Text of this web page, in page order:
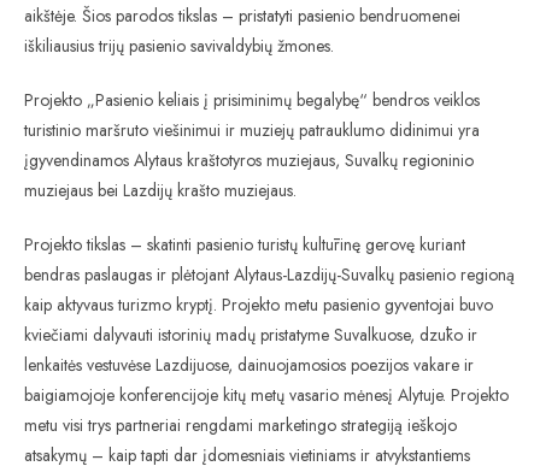
aikštėje. Šios parodos tikslas – pristatyti pasienio bendruomenei
iškiliausius trijų pasienio savivaldybių žmones.
Projekto „Pasienio keliais į prisiminimų begalybę“ bendros veiklos
turistinio maršruto viešinimui ir muziejų patrauklumo didinimui yra
įgyvendinamos Alytaus kraštotyros muziejaus, Suvalkų regioninio
muziejaus bei Lazdijų krašto muziejaus.
Projekto tikslas – skatinti pasienio turistų kultūrinę gerovę kuriant
bendras paslaugas ir plėtojant Alytaus-Lazdijų-Suvalkų pasienio regioną
kaip aktyvaus turizmo kryptį. Projekto metu pasienio gyventojai buvo
kviečiami dalyvauti istorinių madų pristatyme Suvalkuose, dzūko ir
lenkaitės vestuvėse Lazdijuose, dainuojamosios poezijos vakare ir
baigiamojoje konferencijoje kitų metų vasario mėnesį Alytuje. Projekto
metu visi trys partneriai rengdami marketingo strategiją ieškojo
atsakymų – kaip tapti dar įdomesniais vietiniams ir atvykstantiems